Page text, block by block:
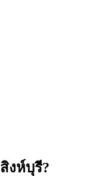
สิงห์บุรี?